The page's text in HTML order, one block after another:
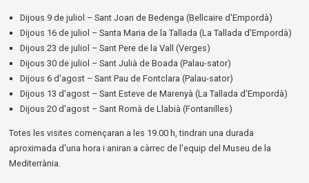
Dijous 9 de juliol – Sant Joan de Bedenga (Bellcaire d'Empordà)
Dijous 16 de juliol – Santa Maria de la Tallada (La Tallada d'Empordà)
Dijous 23 de juliol – Sant Pere de la Vall (Verges)
Dijous 30 de juliol – Sant Julià de Boada (Palau-sator)
Dijous 6 d'agost – Sant Pau de Fontclara (Palau-sator)
Dijous 13 d'agost – Sant Esteve de Marenyà (La Tallada d'Empordà)
Dijous 20 d'agost – Sant Romà de Llabià (Fontanilles)
Totes les visites començaran a les 19.00 h, tindran una durada
aproximada d'una hora i aniran a càrrec de l'equip del Museu de la
Mediterrània.